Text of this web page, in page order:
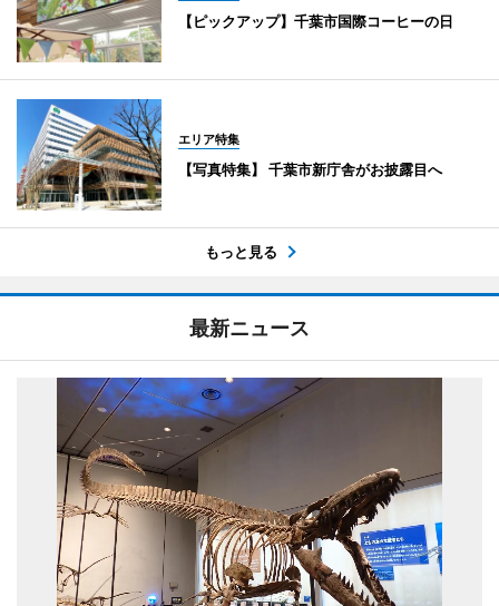
【ピックアップ】千葉市国際コーヒーの日
エリア特集
【写真特集】 千葉市新庁舎がお披露目へ
もっと見る
最新ニュース